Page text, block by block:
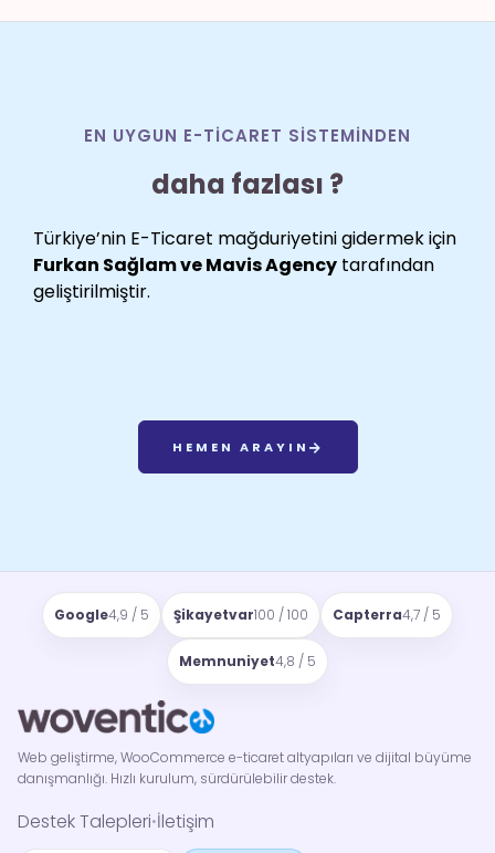
EN UYGUN E-TICARET SISTEMINDEN
daha fazlası ?
Türkiye’nin E-Ticaret mağduriyetini gidermek için
Furkan Sağlam ve Mavis Agency tarafından
geliştirilmiştir.
HEMEN ARAYIN
Google4,9 / 5 Şikayetvar100 / 100 Capterra4,7 / 5
Memnuniyet4,8 / 5
Web geliştirme, WooCommerce e-ticaret altyapıları ve dijital büyüme
danışmanlığı. Hızlı kurulum, sürdürülebilir destek.
Destek Talepleri•İletişim